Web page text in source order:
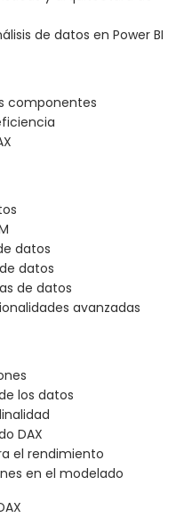
de datos en Power BI
componentes
datos
datos
de datos
avanzadas
los datos
DAX
el rendimiento
en el modelado